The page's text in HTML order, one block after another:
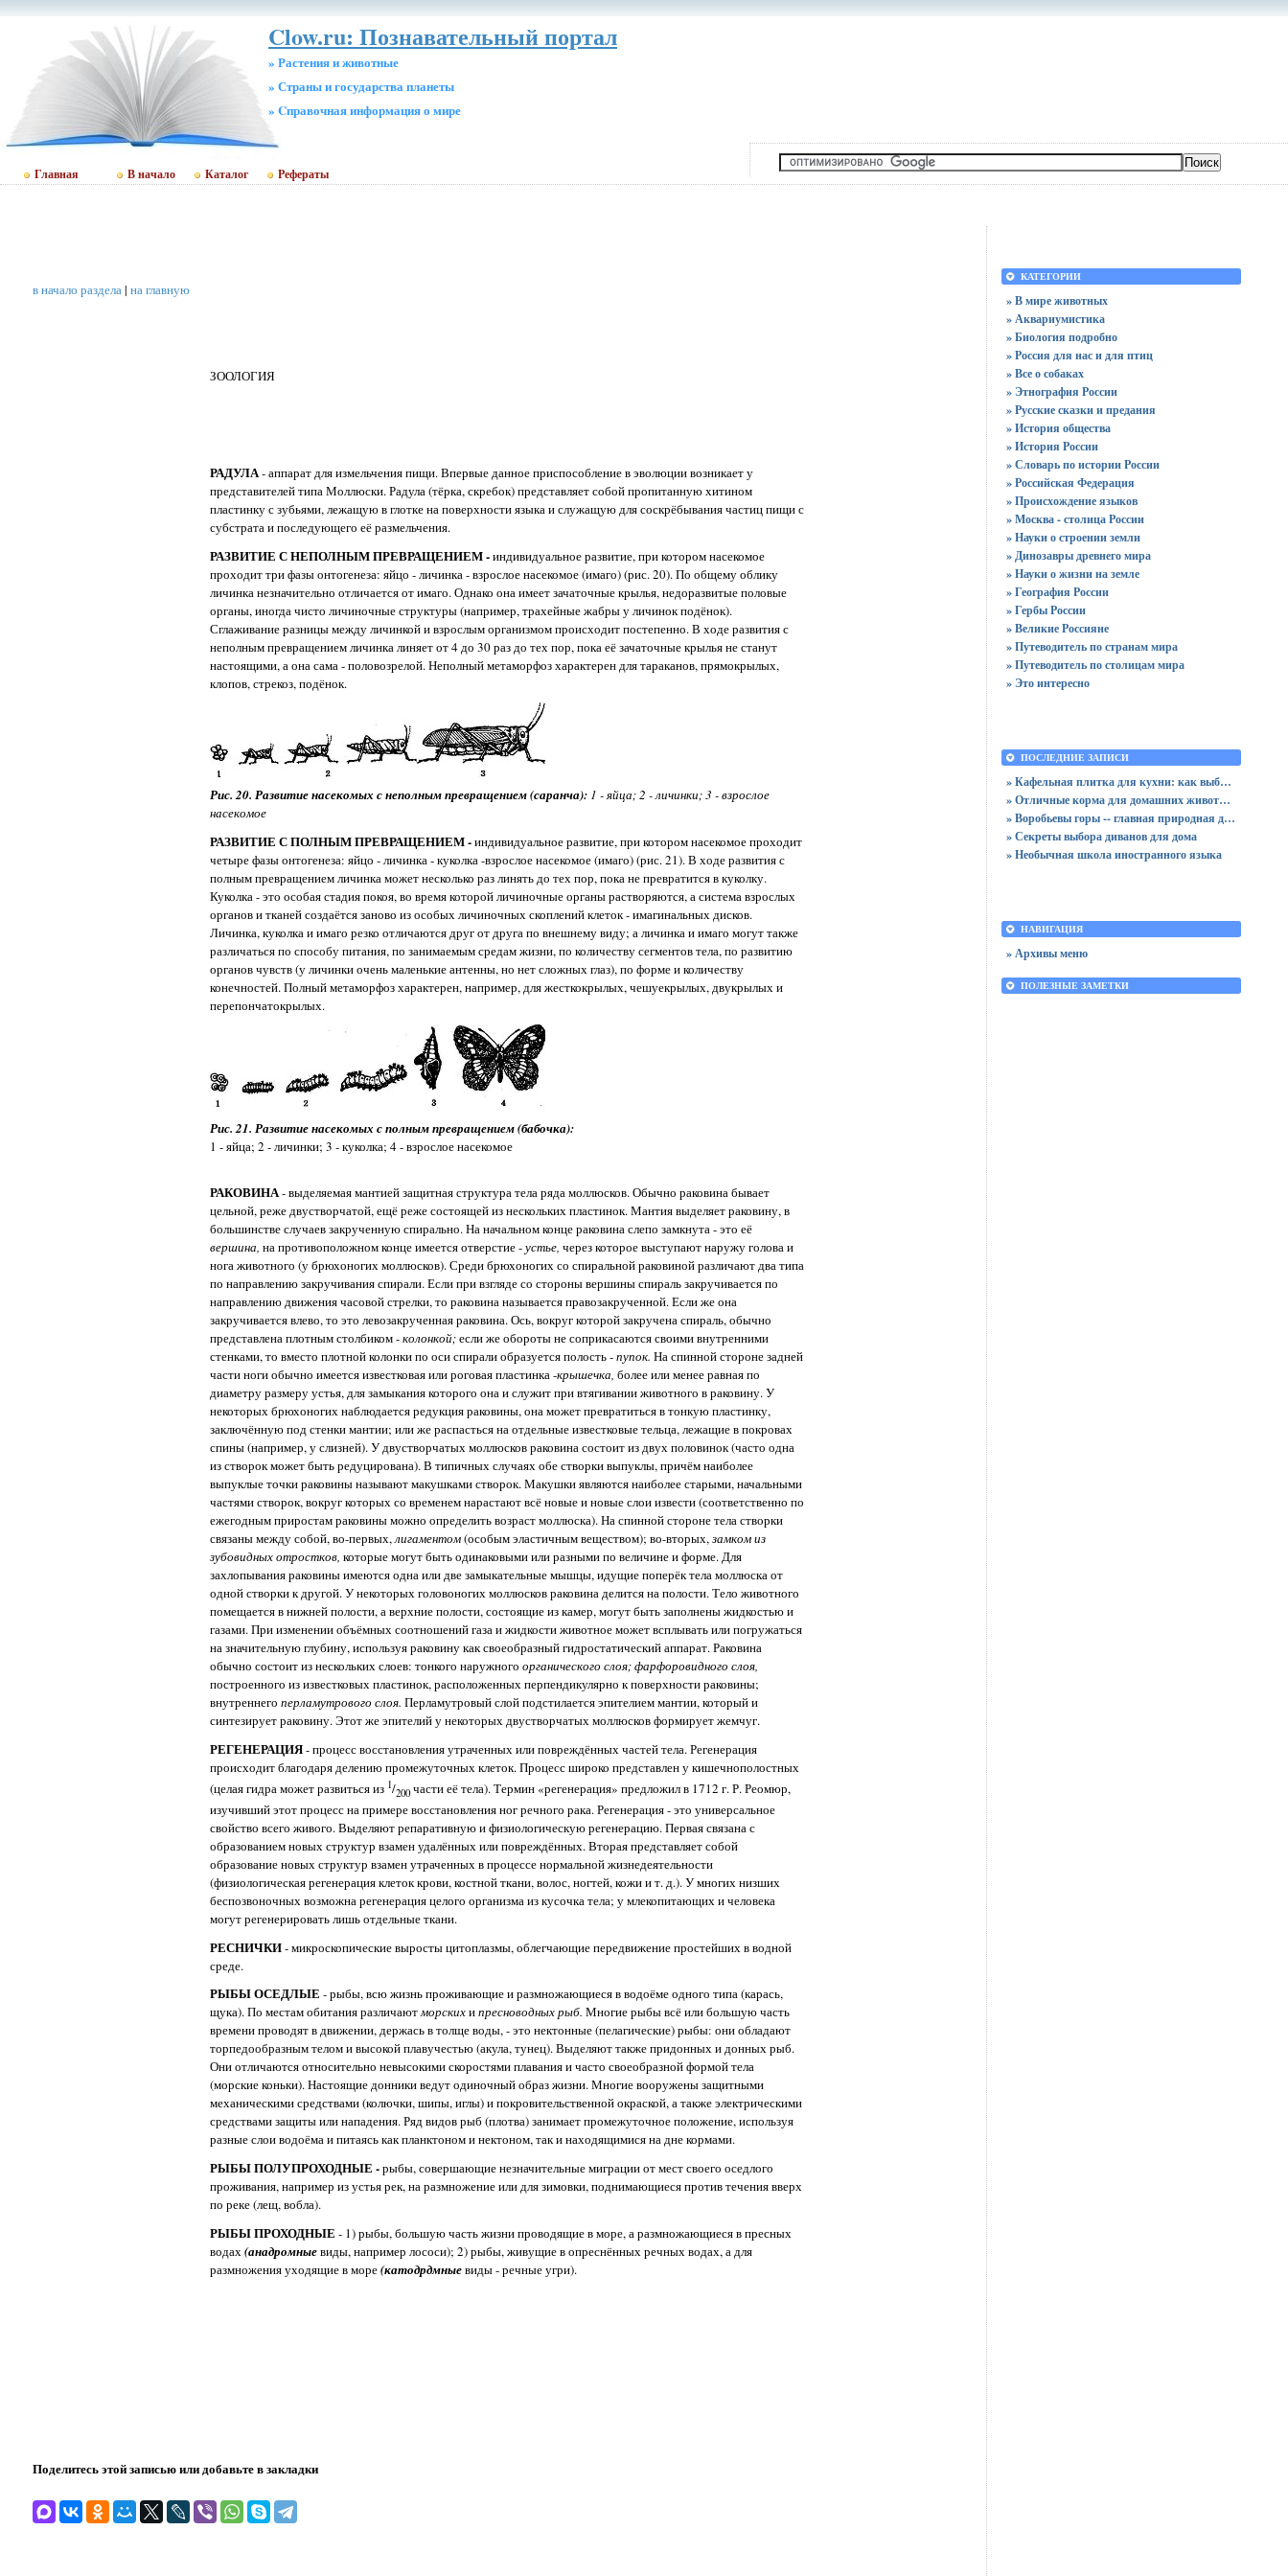
Clow.ru: Познавательный портал
» Растения и животные
» Страны и государства планеты
» Cправочная информация о мире
Главная В начало Каталог Рефераты
в начало раздела| на главную
ЗООЛОГИЯ
РАДУЛА- аппарат для измельчения пищи. Впервые данное приспособление в эволюции возникает у
представителей типа Моллюски. Радула (тёрка, скребок) представляет собой пропитанную хитином
пластинку с зубьями, лежащую в глотке на поверхности языка и служащую для соскрёбывания частиц пищи с
субстрата и последующего её размельчения.
РАЗВИТИЕ С НЕПОЛНЫМ ПРЕВРАЩЕНИЕМ -индивидуальное развитие, при котором насекомое
проходит три фазы онтогенеза: яйцо - личинка - взрослое насекомое (имаго) (рис. 20). По общему облику
личинка незначительно отличается от имаго. Однако она имеет зачаточные крылья, недоразвитые половые
органы, иногда чисто личиночные структуры (например, трахейные жабры у личинок подёнок).
Сглаживание разницы между личинкой и взрослым организмом происходит постепенно. В ходе развития с
неполным превращением личинка линяет от 4 до 30 раз до тех пор, пока её зачаточные крылья не станут
настоящими, а она сама - половозрелой. Неполный метаморфоз характерен для тараканов, прямокрылых,
клопов, стрекоз, подёнок.
Рис. 20. Развитие насекомых с неполным превращением (саранча): 1 - яйца; 2 - личинки; 3 - взрослое
насекомое
РАЗВИТИЕ С ПОЛНЫМ ПРЕВРАЩЕНИЕМ -индивидуальное развитие, при котором насекомое проходит
четыре фазы онтогенеза: яйцо - личинка - куколка -взрослое насекомое (имаго) (рис. 21). В ходе развития с
полным превращением личинка может несколько раз линять до тех пор, пока не превратится в куколку.
Куколка - это особая стадия покоя, во время которой личиночные органы растворяются, а система взрослых
органов и тканей создаётся заново из особых личиночных скоплений клеток - имагинальных дисков.
Личинка, куколка и имаго резко отличаются друг от друга по внешнему виду; а личинка и имаго могут также
различаться по способу питания, по занимаемым средам жизни, по количеству сегментов тела, по развитию
органов чувств (у личинки очень маленькие антенны, но нет сложных глаз), по форме и количеству
конечностей. Полный метаморфоз характерен, например, для жесткокрылых, чешуекрылых, двукрылых и
перепончатокрылых.
Рис. 21. Развитие насекомых с полным превращением (бабочка):
1 - яйца; 2 - личинки; 3 - куколка; 4 - взрослое насекомое
РАКОВИНА- выделяемая мантией защитная структура тела ряда моллюсков. Обычно раковина бывает
цельной, реже двустворчатой, ещё реже состоящей из нескольких пластинок. Мантия выделяет раковину, в
большинстве случаев закрученную спирально. На начальном конце раковина слепо замкнута - это её
вершина, на противоположном конце имеется отверстие -устье, через которое выступают наружу голова и
нога животного (у брюхоногих моллюсков). Среди брюхоногих со спиральной раковиной различают два типа
по направлению закручивания спирали. Если при взгляде со стороны вершины спираль закручивается по
направлению движения часовой стрелки, то раковина называется правозакрученной. Если же она
закручивается влево, то это левозакрученная раковина. Ось, вокруг которой закручена спираль, обычно
представлена плотным столбиком -колонкой;если же обороты не соприкасаются своими внутренними
стенками, то вместо плотной колонки по оси спирали образуется полость -пупок. На спинной стороне задней
части ноги обычно имеется известковая или роговая пластинка -крышечка, более или менее равная по
диаметру размеру устья, для замыкания которого она и служит при втягивании животного в раковину. У
некоторых брюхоногих наблюдается редукция раковины, она может превратиться в тонкую пластинку,
заключённую под стенки мантии; или же распасться на отдельные известковые тельца, лежащие в покровах
спины (например, у слизней). У двустворчатых моллюсков раковина состоит из двух половинок (часто одна
из створок может быть редуцирована). В типичных случаях обе створки выпуклы, причём наиболее
выпуклые точки раковины называют макушками створок. Макушки являются наиболее старыми, начальными
частями створок, вокруг которых со временем нарастают всё новые и новые слои извести (соответственно по
ежегодным приростам раковины можно определить возраст моллюска). На спинной стороне тела створки
связаны между собой, во-первых,лигаментом(особым эластичным веществом); во-вторых,замком из
зубовидных отростков, которые могут быть одинаковыми или разными по величине и форме. Для
захлопывания раковины имеются одна или две замыкательные мышцы, идущие поперёк тела моллюска от
одной створки к другой. У некоторых головоногих моллюсков раковина делится на полости. Тело животного
помещается в нижней полости, а верхние полости, состоящие из камер, могут быть заполнены жидкостью и
газами. При изменении объёмных соотношений газа и жидкости животное может всплывать или погружаться
на значительную глубину, используя раковину как своеобразный гидростатический аппарат. Раковина
обычно состоит из нескольких слоев: тонкого наружного органического слоя; фарфоровидного слоя,
построенного из известковых пластинок, расположенных перпендикулярно к поверхности раковины;
внутреннего перламутрового слоя. Перламутровый слой подстилается эпителием мантии, который и
синтезирует раковину. Этот же эпителий у некоторых двустворчатых моллюсков формирует жемчуг.
РЕГЕНЕРАЦИЯ- процесс восстановления утраченных или повреждённых частей тела. Регенерация
происходит благодаря делению промежуточных клеток. Процесс широко представлен у кишечнополостных
(целая гидра может развиться из 1/200части её тела). Термин «регенерация» предложил в 1712 г. Р. Реомюр,
изучивший этот процесс на примере восстановления ног речного рака. Регенерация - это универсальное
свойство всего живого. Выделяют репаративную и физиологическую регенерацию. Первая связана с
образованием новых структур взамен удалённых или повреждённых. Вторая представляет собой
образование новых структур взамен утраченных в процессе нормальной жизнедеятельности
(физиологическая регенерация клеток крови, костной ткани, волос, ногтей, кожи и т. д.). У многих низших
беспозвоночных возможна регенерация целого организма из кусочка тела; у млекопитающих и человека
могут регенерировать лишь отдельные ткани.
РЕСНИЧКИ- микроскопические выросты цитоплазмы, облегчающие передвижение простейших в водной
среде.
РЫБЫ ОСЕДЛЫЕ - рыбы, всю жизнь проживающие и размножающиеся в водоёме одного типа (карась,
щука). По местам обитания различаютморскихипресноводных рыб. Многие рыбы всё или большую часть
времени проводят в движении, держась в толще воды, - это нектонные (пелагические) рыбы: они обладают
торпедообразным телом и высокой плавучестью (акула, тунец). Выделяют также придонных и донных рыб.
Они отличаются относительно невысокими скоростями плавания и часто своеобразной формой тела
(морские коньки). Настоящие донники ведут одиночный образ жизни. Многие вооружены защитными
механическими средствами (колючки, шипы, иглы) и покровительственной окраской, а также электрическими
средствами защиты или нападения. Ряд видов рыб (плотва) занимает промежуточное положение, используя
разные слои водоёма и питаясь как планктоном и нектоном, так и находящимися на дне кормами.
РЫБЫ ПОЛУПРОХОДНЫЕ -рыбы, совершающие незначительные миграции от мест своего оседлого
проживания, например из устья рек, на размножение или для зимовки, поднимающиеся против течения вверх
по реке (лещ, вобла).
РЫБЫ ПРОХОДНЫЕ - 1) рыбы, большую часть жизни проводящие в море, а размножающиеся в пресных
водах(анадромныевиды, например лососи); 2) рыбы, живущие в опреснённых речных водах, а для
размножения уходящие в море(катодрдмныевиды - речные угри).
Поделитесь этой записью или добавьте в закладки
КАТЕГОРИИ
» В мире животных
» Аквариумистика
» Биология подробно
» Россия для нас и для птиц
» Все о собаках
» Этнография России
» Русские сказки и предания
» История общества
» История России
» Словарь по истории России
» Российская Федерация
» Происхождение языков
» Москва - столица России
» Науки о строении земли
» Динозавры древнего мира
» Науки о жизни на земле
» География России
» Гербы России
» Великие Россияне
» Путеводитель по странам мира
» Путеводитель по столицам мира
» Это интересно
ПОСЛЕДНИЕ ЗАПИСИ
» Кафельная плитка для кухни: как выбрать практичную отделку
» Отличные корма для домашних животных
» Воробьевы горы -- главная природная достопримечательность Москвы
» Секреты выбора диванов для дома
» Необычная школа иностранного языка
НАВИГАЦИЯ
» Архивы меню
ПОЛЕЗНЫЕ ЗАМЕТКИ